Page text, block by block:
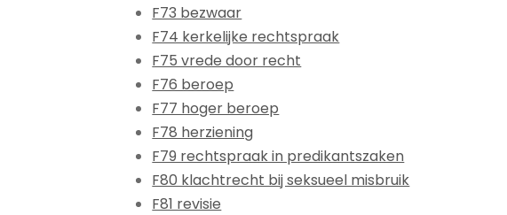
F73 bezwaar
F74 kerkelijke rechtspraak
F75 vrede door recht
F76 beroep
F77 hoger beroep
F78 herziening
F79 rechtspraak in predikantszaken
F80 klachtrecht bij seksueel misbruik
F81 revisie